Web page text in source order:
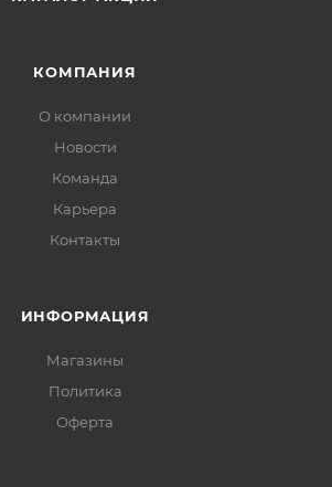
КОМПАНИЯ
О компании
Новости
Команда
Карьера
Контакты
ИНФОРМАЦИЯ
Магазины
Политика
Офертa